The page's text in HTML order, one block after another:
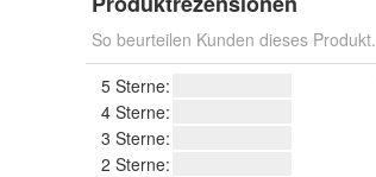
So beurteilen Kunden dieses Produkt.
5 Sterne:
4 Sterne:
3 Sterne:
2 Sterne: